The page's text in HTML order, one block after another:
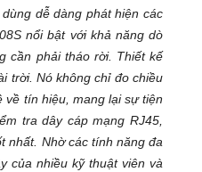
dễ dàng phát hiện các
nổi bật với khả năng dò
cần phải tháo rời. Thiết kế
trời. Nó không chỉ đo chiều
về tín hiệu, mang lại sự tiện
tra dây cáp mạng RJ45,
nhất. Nhờ các tính năng đa
của nhiều kỹ thuật viên và